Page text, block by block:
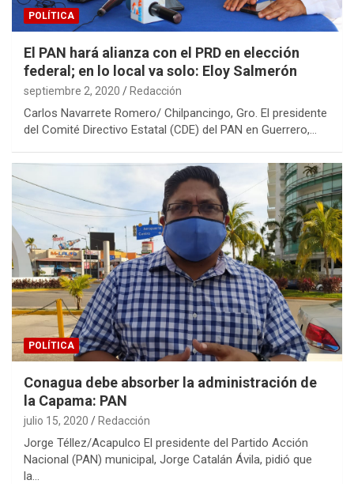
POLÍTICA
El PAN hará alianza con el PRD en elección
federal; en lo local va solo: Eloy Salmerón
septiembre 2, 2020 Redacción
Carlos Navarrete Romero/ Chilpancingo, Gro. El presidente
del Comité Directivo Estatal (CDE) del PAN en Guerrero,…
POLÍTICA
Conagua debe absorber la administración de
la Capama: PAN
julio 15, 2020 Redacción
Jorge Téllez/Acapulco El presidente del Partido Acción
Nacional (PAN) municipal, Jorge Catalán Ávila, pidió que
la…